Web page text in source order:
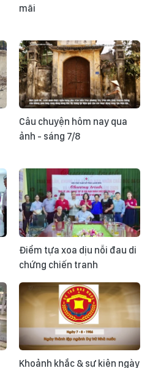
mãi
Câu chuyện hôm nay qua
ảnh - sáng 7/8
Điểm tựa xoa dịu nỗi đau di
chứng chiến tranh
Khoảnh khắc & sự kiện ngày